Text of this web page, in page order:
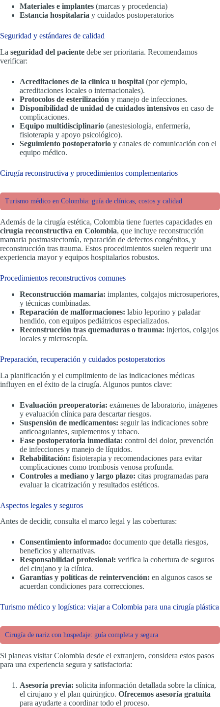
Materiales e implantes (marcas y procedencia)
Estancia hospitalaria y cuidados postoperatorios
Seguridad y estándares de calidad
La seguridad del paciente debe ser prioritaria. Recomendamos
verificar:
Acreditaciones de la clínica u hospital (por ejemplo,
acreditaciones locales o internacionales).
Protocolos de esterilización y manejo de infecciones.
Disponibilidad de unidad de cuidados intensivos en caso de
complicaciones.
Equipo multidisciplinario (anestesiología, enfermería,
fisioterapia y apoyo psicológico).
Seguimiento postoperatorio y canales de comunicación con el
equipo médico.
Cirugía reconstructiva y procedimientos complementarios
Turismo médico en Colombia: guía de clínicas, costos y calidad
Además de la cirugía estética, Colombia tiene fuertes capacidades en
cirugía reconstructiva en Colombia, que incluye reconstrucción
mamaria postmastectomía, reparación de defectos congénitos, y
reconstrucción tras trauma. Estos procedimientos suelen requerir una
experiencia mayor y equipos hospitalarios robustos.
Procedimientos reconstructivos comunes
Reconstrucción mamaria: implantes, colgajos microsuperiores,
y técnicas combinadas.
Reparación de malformaciones: labio leporino y paladar
hendido, con equipos pediátricos especializados.
Reconstrucción tras quemaduras o trauma: injertos, colgajos
locales y microscopía.
Preparación, recuperación y cuidados postoperatorios
La planificación y el cumplimiento de las indicaciones médicas
influyen en el éxito de la cirugía. Algunos puntos clave:
Evaluación preoperatoria: exámenes de laboratorio, imágenes
y evaluación clínica para descartar riesgos.
Suspensión de medicamentos: seguir las indicaciones sobre
anticoagulantes, suplementos y tabaco.
Fase postoperatoria inmediata: control del dolor, prevención
de infecciones y manejo de líquidos.
Rehabilitación: fisioterapia y recomendaciones para evitar
complicaciones como trombosis venosa profunda.
Controles a mediano y largo plazo: citas programadas para
evaluar la cicatrización y resultados estéticos.
Aspectos legales y seguros
Antes de decidir, consulta el marco legal y las coberturas:
Consentimiento informado: documento que detalla riesgos,
beneficios y alternativas.
Responsabilidad profesional: verifica la cobertura de seguros
del cirujano y la clínica.
Garantías y políticas de reintervención: en algunos casos se
acuerdan condiciones para correcciones.
Turismo médico y logística: viajar a Colombia para una cirugía plástica
Cirugía de nariz con hospedaje: guía completa y segura
Si planeas visitar Colombia desde el extranjero, considera estos pasos
para una experiencia segura y satisfactoria:
Asesoría previa: solicita información detallada sobre la clínica,
el cirujano y el plan quirúrgico. Ofrecemos asesoría gratuita
para ayudarte a coordinar todo el proceso.